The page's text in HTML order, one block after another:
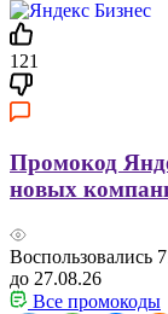
121
Промокод
новых
Воспользовались
до 27.08.26
Все промокоды